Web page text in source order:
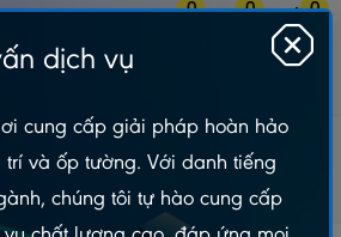
0 0 0
Tấm Ốp Than Tre
Độc Quyền - VN3132
dịch vụ
cung cấp giải pháp hoàn hảo
trí và ốp tường. Với danh tiếng
chúng tôi tự hào cung cấp